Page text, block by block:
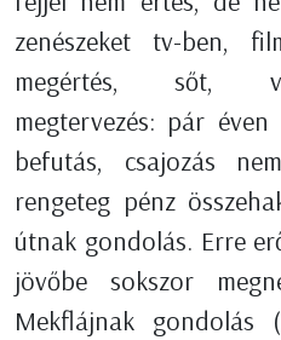
zenészeket tv-ben,
megértés, sőt,
megtervezés: pár
befutás, csajozás
rengeteg pénz
útnak gondolás. Erre
jövőbe sokszor
Mekflájnak gondolás